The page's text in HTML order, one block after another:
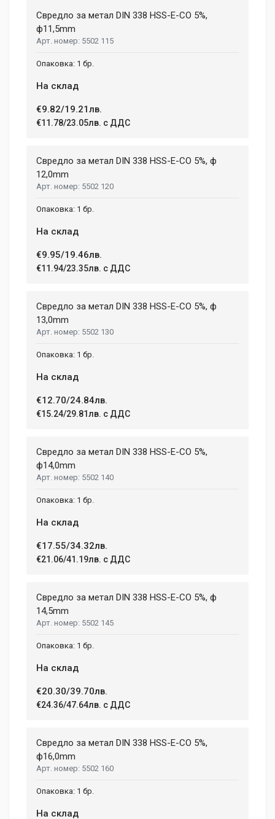
Свредло за метал DIN 338 HSS-E-CO 5%,
ф11,5mm
5502 115
1 бр.
На склад
€9.82/19.21лв.
€11.78/23.05лв. с ДДС
Свредло за метал DIN 338 HSS-E-CO 5%, ф
12,0mm
5502 120
1 бр.
На склад
€9.95/19.46лв.
€11.94/23.35лв. с ДДС
Свредло за метал DIN 338 HSS-E-CO 5%, ф
13,0mm
5502 130
1 бр.
На склад
€12.70/24.84лв.
€15.24/29.81лв. с ДДС
Свредло за метал DIN 338 HSS-E-CO 5%,
ф14,0mm
5502 140
1 бр.
На склад
€17.55/34.32лв.
€21.06/41.19лв. с ДДС
Свредло за метал DIN 338 HSS-E-CO 5%, ф
14,5mm
5502 145
1 бр.
На склад
€20.30/39.70лв.
€24.36/47.64лв. с ДДС
Свредло за метал DIN 338 HSS-E-CO 5%,
ф16,0mm
5502 160
1 бр.
На склад